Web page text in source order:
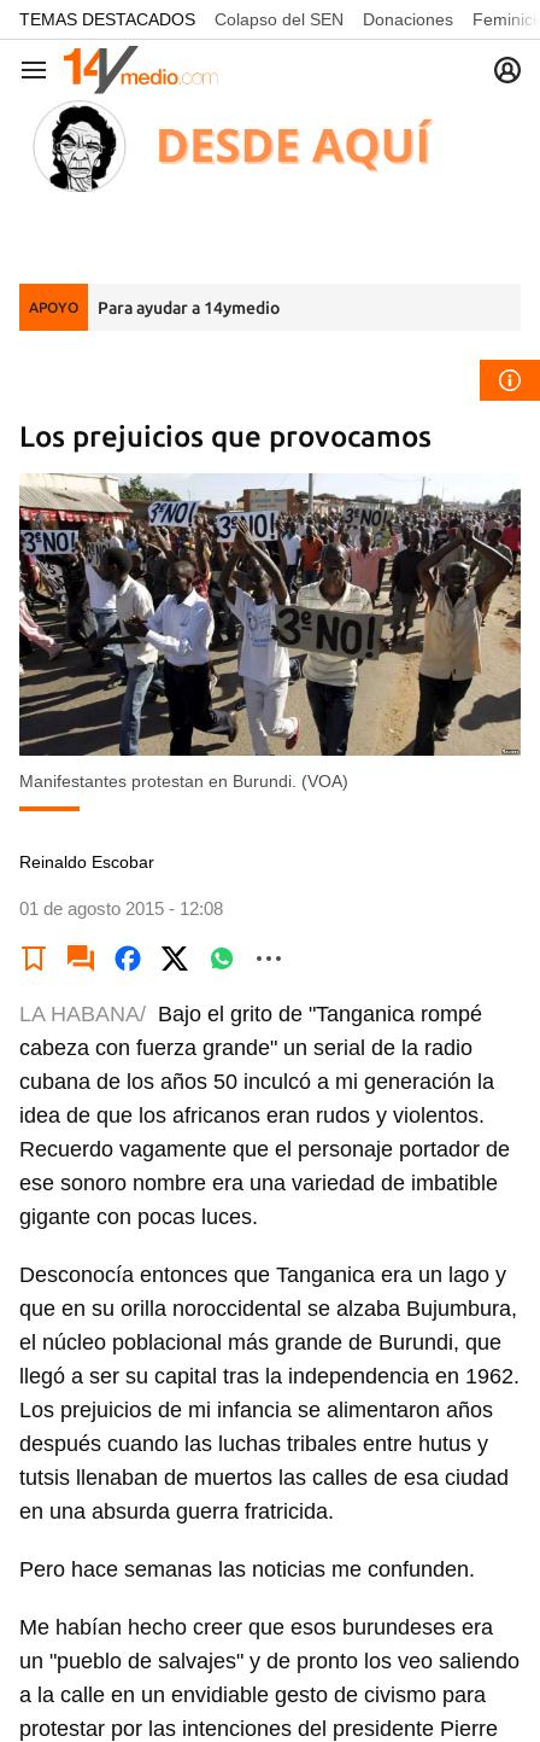
common.go-to-content
TEMAS DESTACADOS Colapso del SEN Donaciones
Navegación
APOYO Para ayudar a 14ymedio
Los prejuicios que provocamos
Manifestantes protestan en Burundi. (VOA)
Reinaldo Escobar
01 de agosto 2015 - 12:08
LA HABANA/ Bajo el grito de "Tanganica rompé
cabeza con fuerza grande" un serial de la radio
cubana de los años 50 inculcó a mi generación la
idea de que los africanos eran rudos y violentos.
Recuerdo vagamente que el personaje portador de
ese sonoro nombre era una variedad de imbatible
gigante con pocas luces.
Desconocía entonces que Tanganica era un lago y
que en su orilla noroccidental se alzaba Bujumbura,
el núcleo poblacional más grande de Burundi, que
llegó a ser su capital tras la independencia en 1962.
Los prejuicios de mi infancia se alimentaron años
después cuando las luchas tribales entre hutus y
tutsis llenaban de muertos las calles de esa ciudad
en una absurda guerra fratricida.
Pero hace semanas las noticias me confunden.
Me habían hecho creer que esos burundeses era
un "pueblo de salvajes" y de pronto los veo saliendo
a la calle en un envidiable gesto de civismo para
protestar por las intenciones del presidente Pierre